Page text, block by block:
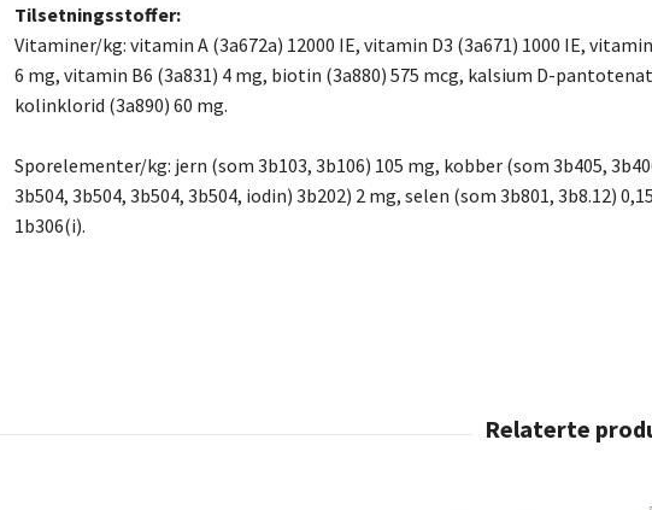
Tilsetningsstoffer:
Vitaminer/kg: vitamin A (3a672a) 12000 IE, vitamin D3 (3a671) 1000 IE,
6 mg, vitamin B6 (3a831) 4 mg, biotin (3a880) 575 mcg, kalsium D-
kolinklorid (3a890) 60 mg.
Sporelementer/kg: jern (som 3b103, 3b106) 105 mg, kobber (som 3b405,
3b504, 3b504, 3b504, 3b504, iodin) 3b202) 2 mg, selen (som 3b801,
1b306(i).